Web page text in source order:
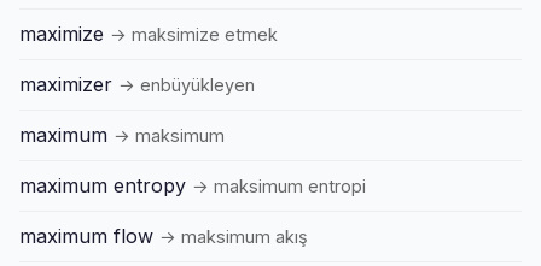
maximize → maksimize etmek
maximizer → enbüyükleyen
maximum → maksimum
maximum entropy → maksimum entropi
maximum flow → maksimum akış